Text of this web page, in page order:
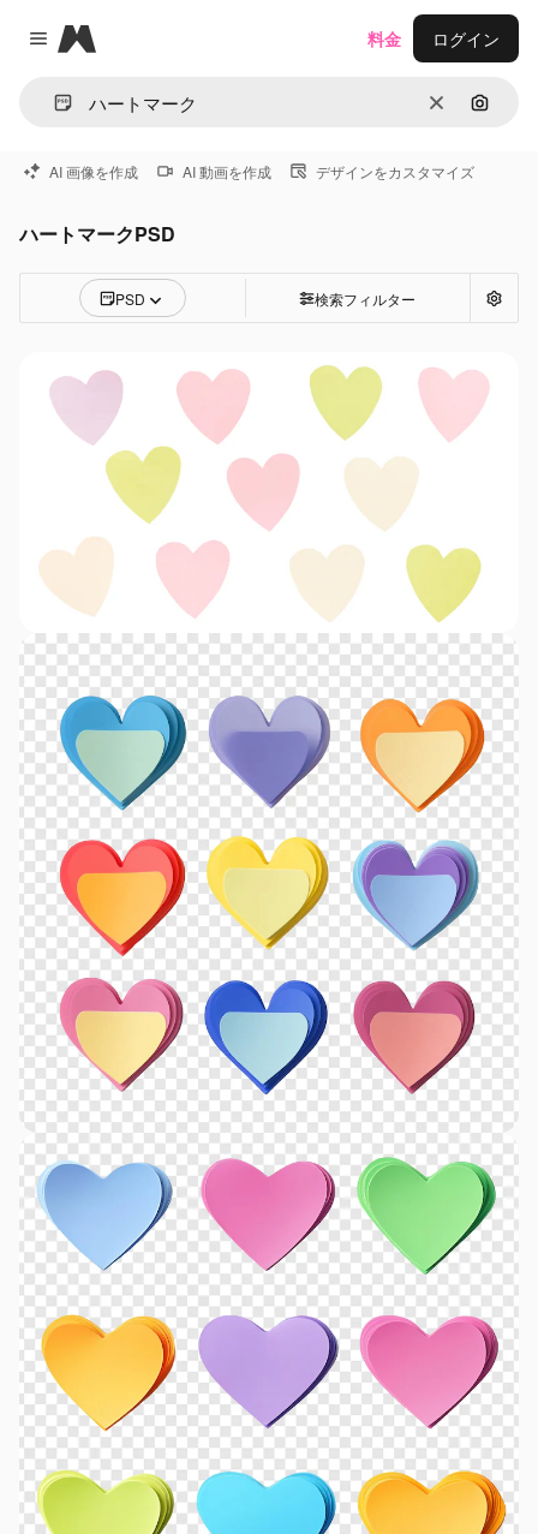
Close menu
Magnific
消去 画像で
料金 ログイン
AI 画像を作成 AI 動画を作成 デザインをカスタマイズ
ハートマークPSD
PSD 検索フィルター